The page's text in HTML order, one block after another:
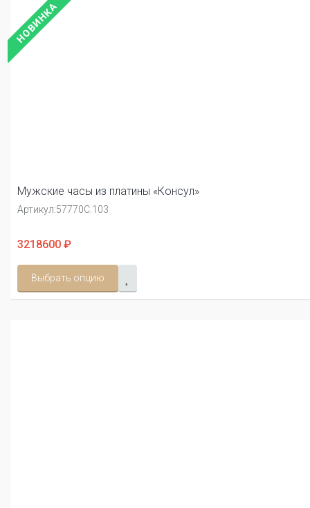
НОВИНКА
Мужские часы из платины «Консул»
Артикул:57770С.103
3218600 ₽
Выбрать опцию